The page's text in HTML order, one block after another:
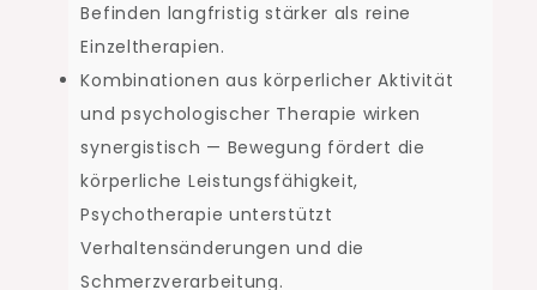
Befinden langfristig stärker als reine
Einzeltherapien.
Kombinationen aus körperlicher Aktivität
und psychologischer Therapie wirken
synergistisch — Bewegung fördert die
körperliche Leistungsfähigkeit,
Psychotherapie unterstützt
Verhaltensänderungen und die
Schmerzverarbeitung.